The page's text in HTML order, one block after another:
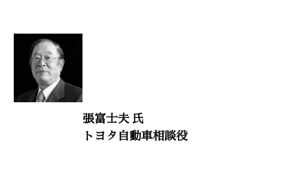
時流を読む 34
「ロシアのウクライナ侵攻はプーチン体制の終焉の始まり」
中西輝政（京都大学名誉教授）
張富士夫 氏
トヨタ自動車相談役